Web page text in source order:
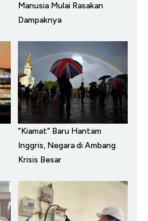
Manusia Mulai Rasakan
Dampaknya
"Kiamat" Baru Hantam
Inggris, Negara di Ambang
Krisis Besar